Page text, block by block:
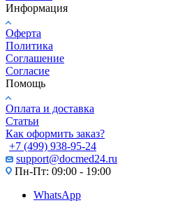
Информация
Оферта
Политика
Соглашение
Согласие
Помощь
Оплата и доставка
Статьи
Как оформить заказ?
+7 (499) 938-95-24
support@docmed24.ru
Пн-Пт: 09:00 - 19:00
WhatsApp